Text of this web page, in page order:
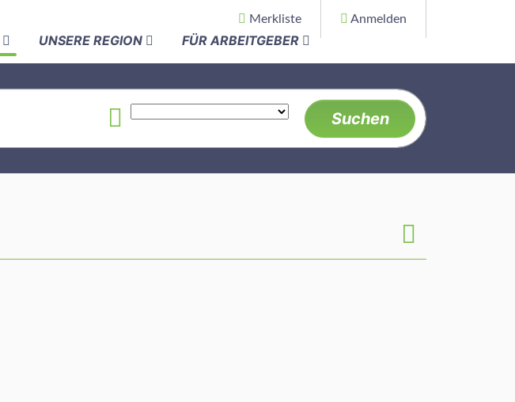
Merkliste Anmelden
UNSERE REGION FÜR ARBEITGEBER
Suchen